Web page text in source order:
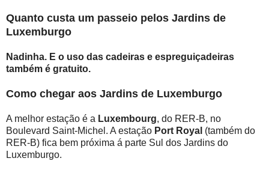
Quanto custa um passeio pelos Jardins de
Luxemburgo
Nadinha. E o uso das cadeiras e espreguiçadeiras
também é gratuito.
Como chegar aos Jardins de Luxemburgo
A melhor estação é a Luxembourg, do RER-B, no
Boulevard Saint-Michel. A estação Port Royal (também do
RER-B) fica bem próxima á parte Sul dos Jardins do
Luxemburgo.